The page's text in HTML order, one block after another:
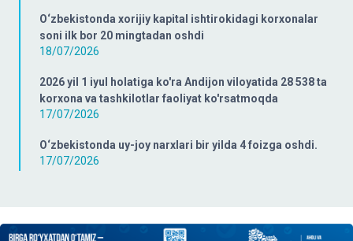
O‘zbekistonda xorijiy kapital ishtirokidagi korxonalar
soni ilk bor 20 mingtadan oshdi
18/07/2026
2026 yil 1 iyul holatiga ko'ra Andijon viloyatida 28 538 ta
korxona va tashkilotlar faoliyat ko'rsatmoqda
17/07/2026
O‘zbekistonda uy-joy narxlari bir yilda 4 foizga oshdi.
17/07/2026